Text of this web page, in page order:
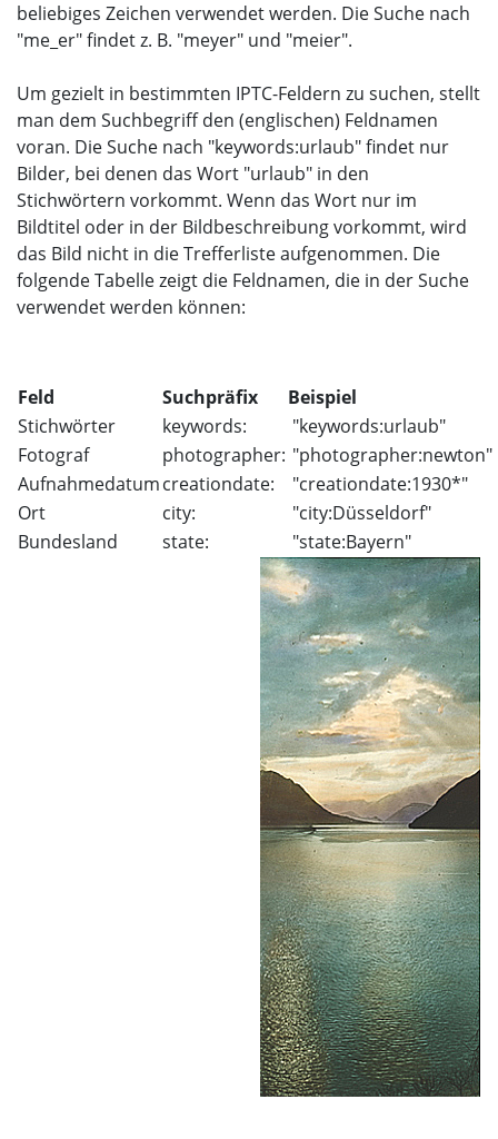
beliebiges Zeichen verwendet werden. Die Suche nach
"me_er" findet z. B. "meyer" und "meier".
Um gezielt in bestimmten IPTC-Feldern zu suchen, stellt
man dem Suchbegriff den (englischen) Feldnamen
voran. Die Suche nach "keywords:urlaub" findet nur
Bilder, bei denen das Wort "urlaub" in den
Stichwörtern vorkommt. Wenn das Wort nur im
Bildtitel oder in der Bildbeschreibung vorkommt, wird
das Bild nicht in die Trefferliste aufgenommen. Die
folgende Tabelle zeigt die Feldnamen, die in der Suche
verwendet werden können:
Feld Suchpräfix
Beispiel
Stichwörter
keywords:
"keywords:urlaub"
Fotograf
photographer: "photographer:newton"
Aufnahmedatumcreationdate:
"creationdate:1930*"
Ort
city:
"city:Düsseldorf"
Bundesland
state: "state:Bayern"